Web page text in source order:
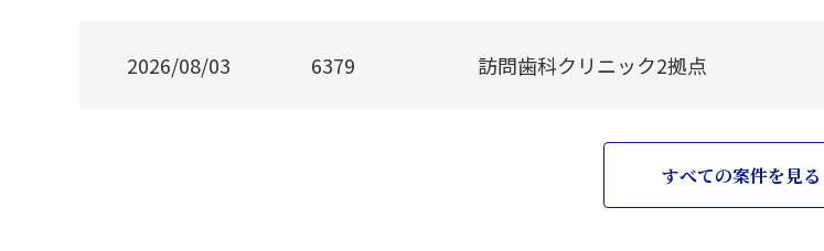
2026/08/03 6379 訪問歯科クリニック2拠点
すべての案件を見る